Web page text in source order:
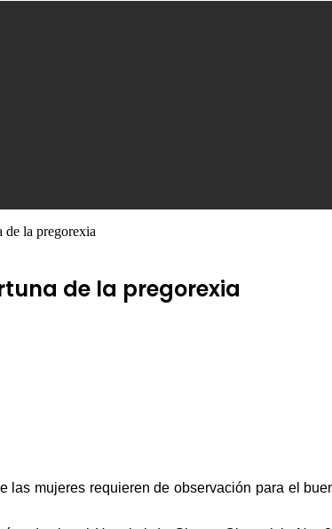
de la pregorexia
de la pregorexia
las mujeres requieren de observación para el